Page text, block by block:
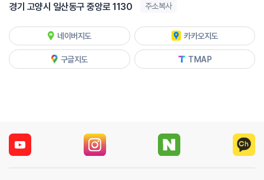
경기 고양시 일산동구 중앙로 1130 주소복사
네이버지도 카카오지도
구글지도 TMAP